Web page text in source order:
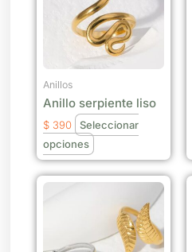
Anillos
Anillo serpiente liso
$ 390
Seleccionar
opciones
múltiples
variantes.
Las
pueden
elegir
la
página
producto
Este
producto
tiene
múltiples